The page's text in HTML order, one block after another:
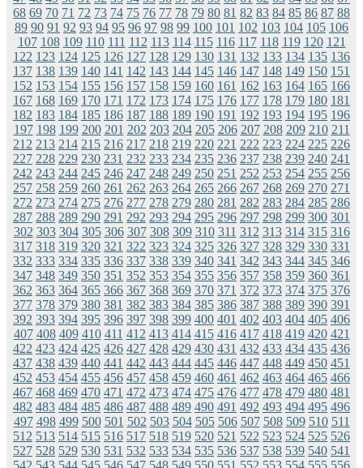
68 69 70 71 72 73 74 75 76 77 78 79 80 81 82 83 84 85 86 87 88
89 90 91 92 93 94 95 96 97 98 99 100 101 102 103 104 105 106
107 108 109 110 111 112 113 114 115 116 117 118 119 120 121
122 123 124 125 126 127 128 129 130 131 132 133 134 135 136
137 138 139 140 141 142 143 144 145 146 147 148 149 150 151
152 153 154 155 156 157 158 159 160 161 162 163 164 165 166
167 168 169 170 171 172 173 174 175 176 177 178 179 180 181
182 183 184 185 186 187 188 189 190 191 192 193 194 195 196
197 198 199 200 201 202 203 204 205 206 207 208 209 210 211
212 213 214 215 216 217 218 219 220 221 222 223 224 225 226
227 228 229 230 231 232 233 234 235 236 237 238 239 240 241
242 243 244 245 246 247 248 249 250 251 252 253 254 255 256
257 258 259 260 261 262 263 264 265 266 267 268 269 270 271
272 273 274 275 276 277 278 279 280 281 282 283 284 285 286
287 288 289 290 291 292 293 294 295 296 297 298 299 300 301
302 303 304 305 306 307 308 309 310 311 312 313 314 315 316
317 318 319 320 321 322 323 324 325 326 327 328 329 330 331
332 333 334 335 336 337 338 339 340 341 342 343 344 345 346
347 348 349 350 351 352 353 354 355 356 357 358 359 360 361
362 363 364 365 366 367 368 369 370 371 372 373 374 375 376
377 378 379 380 381 382 383 384 385 386 387 388 389 390 391
392 393 394 395 396 397 398 399 400 401 402 403 404 405 406
407 408 409 410 411 412 413 414 415 416 417 418 419 420 421
422 423 424 425 426 427 428 429 430 431 432 433 434 435 436
437 438 439 440 441 442 443 444 445 446 447 448 449 450 451
452 453 454 455 456 457 458 459 460 461 462 463 464 465 466
467 468 469 470 471 472 473 474 475 476 477 478 479 480 481
482 483 484 485 486 487 488 489 490 491 492 493 494 495 496
497 498 499 500 501 502 503 504 505 506 507 508 509 510 511
512 513 514 515 516 517 518 519 520 521 522 523 524 525 526
527 528 529 530 531 532 533 534 535 536 537 538 539 540 541
542 543 544 545 546 547 548 549 550 551 552 553 554 555 556